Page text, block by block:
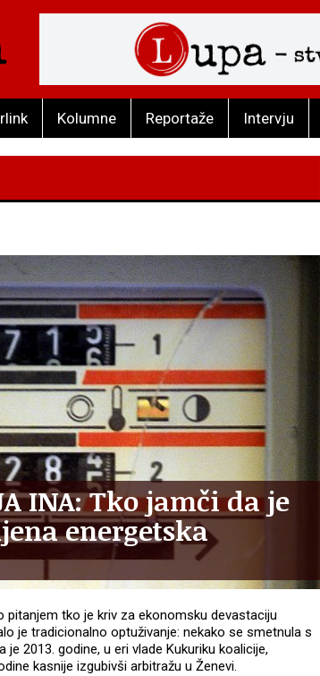
Kolumne Reportaže Intervju
INA: Tko jamči da je
energetska
tko je kriv za ekonomsku devastaciju
je tradicionalno optuživanje: nekako se smetnula s
je 2013. godine, u eri vlade Kukuriku koalicije,
kasnije izgubivši arbitražu u Ženevi.